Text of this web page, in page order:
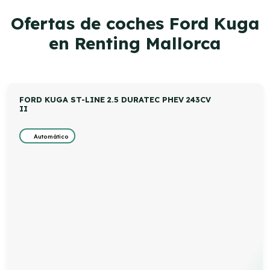
Ofertas de coches Ford Kuga
en Renting Mallorca
FORD KUGA ST-LINE 2.5 DURATEC PHEV 243CV
II
Automático